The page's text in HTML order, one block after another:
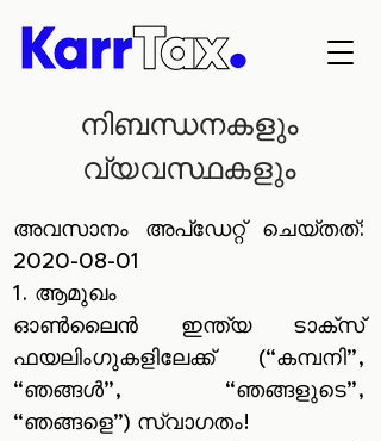
നിബന്ധനകളും
വ്യവസ്ഥകളും
അവസാനം അപ്ഡേറ്റ് ചെയ്തത്:
2020-08-01
1. ആമുഖം
ഓൺ‌ലൈൻ ഇന്ത്യ ടാക്സ്
ഫയലിംഗുകളിലേക്ക് (“കമ്പനി”,
“ഞങ്ങൾ”, “ഞങ്ങളുടെ”,
“ഞങ്ങളെ”) സ്വാഗതം!